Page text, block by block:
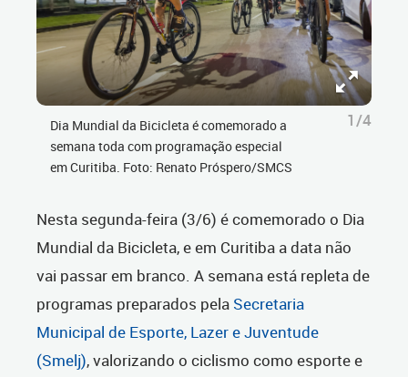
Dia Mundial da Bicicleta é comemorado a
semana toda com programação especial
em Curitiba. Foto: Renato Próspero/SMCS
1/4
Nesta segunda-feira (3/6) é comemorado o Dia
Mundial da Bicicleta, e em Curitiba a data não
vai passar em branco. A semana está repleta de
programas preparados pela Secretaria
Municipal de Esporte, Lazer e Juventude
(Smelj), valorizando o ciclismo como esporte e